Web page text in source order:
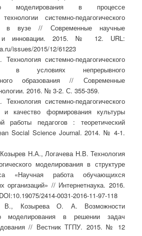
моделирования в процессе
системно-педагогического
в вузе // Современные научные
и инновации. 2015. № 12. URL:
issues/2015/12/61223
системно-педагогического
в условиях непрерывного
образования // Современные
2016. № 3-2. С. 355-359.
системно-педагогического
и качество формирования культуры
работы педагогов : теоретический
Social Science Journal. 2014. № 4-1.
Н.А., Логачева Н.В. Технология
моделирования в структуре
«Научная работа обучающихся
организаций» // Интернетнаука. 2016.
2414-0031-2016-11-97-118
В., Козырева О. А. Возможности
моделирования в решении задач
// Вестник ТГПУ. 2015. № 12